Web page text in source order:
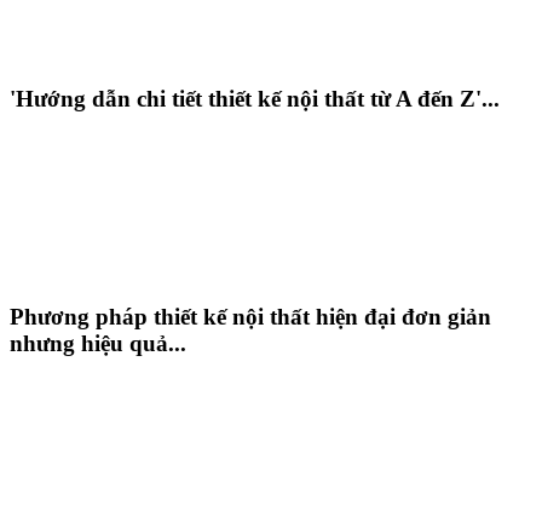
'Hướng dẫn chi tiết thiết kế nội thất từ A đến Z'...
Phương pháp thiết kế nội thất hiện đại đơn giản
nhưng hiệu quả...